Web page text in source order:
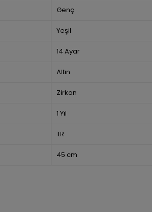
Genç
Yeşil
14 Ayar
Altın
Zirkon
1 Yıl
TR
45 cm